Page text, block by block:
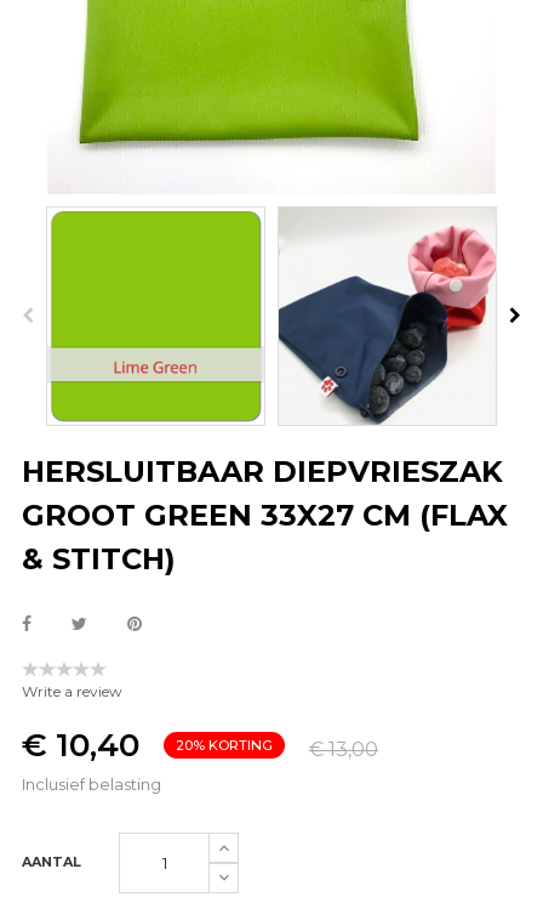
HERSLUITBAAR DIEPVRIESZAK
GROOT GREEN 33X27 CM (FLAX
& STITCH)
Write a review
€ 10,40 20% KORTING € 13,00
Inclusief belasting
AANTAL